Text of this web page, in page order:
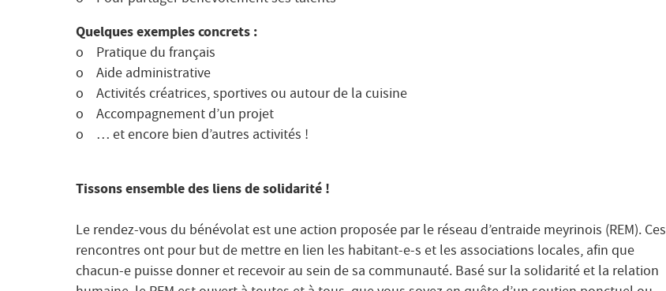
Quelques exemples concrets :
o Pratique du français
o Aide administrative
o Activités créatrices, sportives ou autour de la cuisine
o Accompagnement d’un projet
o … et encore bien d’autres activités !
Tissons ensemble des liens de solidarité !
Le rendez-vous du bénévolat est une action proposée par le réseau d’entraide meyrinois (REM). Ces
rencontres ont pour but de mettre en lien les habitant-e-s et les associations locales, afin que
chacun-e puisse donner et recevoir au sein de sa communauté. Basé sur la solidarité et la relation